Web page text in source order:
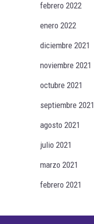
febrero 2022
enero 2022
diciembre 2021
noviembre 2021
octubre 2021
septiembre 2021
agosto 2021
julio 2021
marzo 2021
febrero 2021